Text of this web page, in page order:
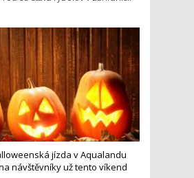
jízda v Aqualandu
návštěvníky už tento víkend